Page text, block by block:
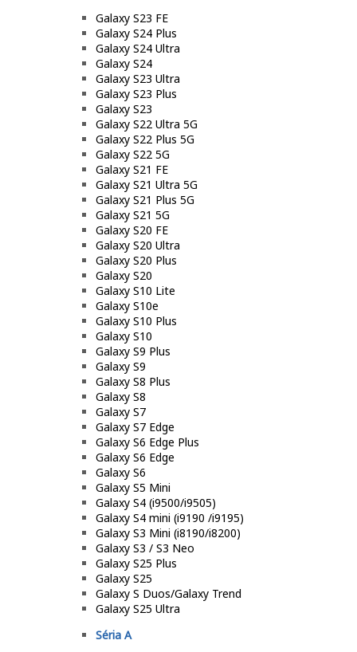
Galaxy S23 FE
Galaxy S24 Plus
Galaxy S24 Ultra
Galaxy S24
Galaxy S23 Ultra
Galaxy S23 Plus
Galaxy S23
Galaxy S22 Ultra 5G
Galaxy S22 Plus 5G
Galaxy S22 5G
Galaxy S21 FE
Galaxy S21 Ultra 5G
Galaxy S21 Plus 5G
Galaxy S21 5G
Galaxy S20 FE
Galaxy S20 Ultra
Galaxy S20 Plus
Galaxy S20
Galaxy S10 Lite
Galaxy S10e
Galaxy S10 Plus
Galaxy S10
Galaxy S9 Plus
Galaxy S9
Galaxy S8 Plus
Galaxy S8
Galaxy S7
Galaxy S7 Edge
Galaxy S6 Edge Plus
Galaxy S6 Edge
Galaxy S6
Galaxy S5 Mini
Galaxy S4 (i9500/i9505)
Galaxy S4 mini (i9190 /i9195)
Galaxy S3 Mini (i8190/i8200)
Galaxy S3 / S3 Neo
Galaxy S25 Plus
Galaxy S25
Galaxy S Duos/Galaxy Trend
Galaxy S25 Ultra
Séria A